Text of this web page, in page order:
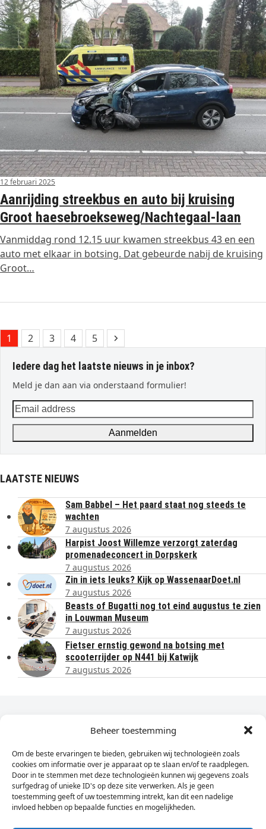
Beheer toestemming
Om de beste ervaringen te bieden, gebruiken wij technologieën zoals
cookies om informatie over je apparaat op te slaan en/of te raadplegen.
Door in te stemmen met deze technologieën kunnen wij gegevens zoals
surfgedrag of unieke ID's op deze site verwerken. Als je geen
toestemming geeft of uw toestemming intrekt, kan dit een nadelige
invloed hebben op bepaalde functies en mogelijkheden.
12 februari 2025
Aanrijding streekbus en auto bij kruising
Groot haesebroekseweg/Nachtegaal-laan
Vanmiddag rond 12.15 uur kwamen streekbus 43 en een
auto met elkaar in botsing. Dat gebeurde nabij de kruising
Groot…
Page
1 Page
2 Page
3 Page
4 Page
5 Next
Iedere dag het laatste nieuws in je inbox?
Meld je dan aan via onderstaand formulier!
Email
address
Aanmelden
LAATSTE NIEUWS
Sam Babbel – Het paard staat nog steeds te
wachten
7 augustus 2026
Harpist Joost Willemze verzorgt zaterdag
promenadeconcert in Dorpskerk
7 augustus 2026
Zin in iets leuks? Kijk op WassenaarDoet.nl
7 augustus 2026
Beasts of Bugatti nog tot eind augustus te zien
in Louwman Museum
7 augustus 2026
Fietser ernstig gewond na botsing met
scooterrijder op N441 bij Katwijk
7 augustus 2026
Dagelijks het laatste nieuws in je e-mail?
Vul
hier
je
e-
mailadres
Sign Up